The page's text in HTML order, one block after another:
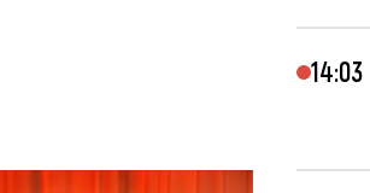
14:03